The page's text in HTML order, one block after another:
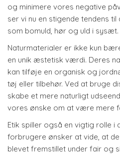
og minimere vores negative
ser vi nu en stigende tendens
som bomuld, hør og uld i sysæt.
Naturmaterialer er ikke kun
en unik æstetisk værdi. Deres
kan tilføje en organisk og
tøj eller tilbehør. Ved at bruge
skabe et mere naturligt
vores ønske om at være mere
Etik spiller også en vigtig rolle i
forbrugere ønsker at vide, at
blevet fremstillet under fair og